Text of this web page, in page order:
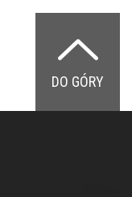
DO GÓRY